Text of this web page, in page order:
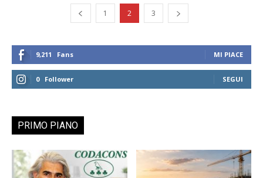
1 2 3
9,211 Fans MI PIACE
0 Follower SEGUI
PRIMO PIANO